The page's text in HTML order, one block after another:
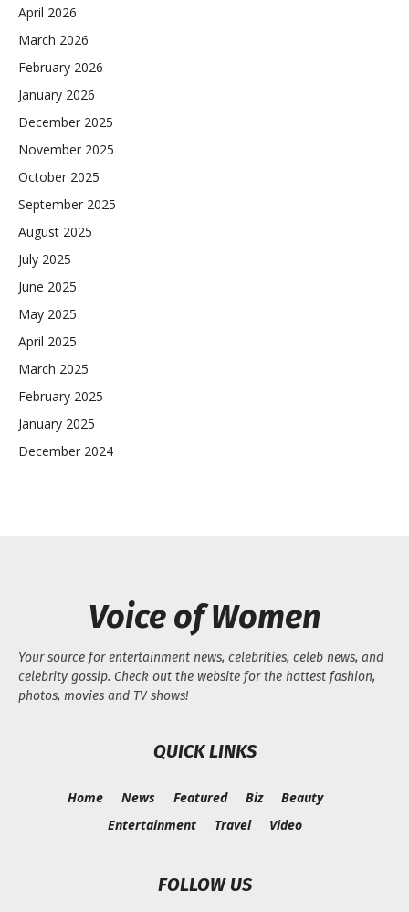
April 2026
March 2026
February 2026
January 2026
December 2025
November 2025
October 2025
September 2025
August 2025
July 2025
June 2025
May 2025
April 2025
March 2025
February 2025
January 2025
December 2024
Voice of Women
Your source for entertainment news, celebrities, celeb news, and
celebrity gossip. Check out the website for the hottest fashion,
photos, movies and TV shows!
QUICK LINKS
Home News Featured Biz
Beauty
Entertainment
Travel Video
FOLLOW US